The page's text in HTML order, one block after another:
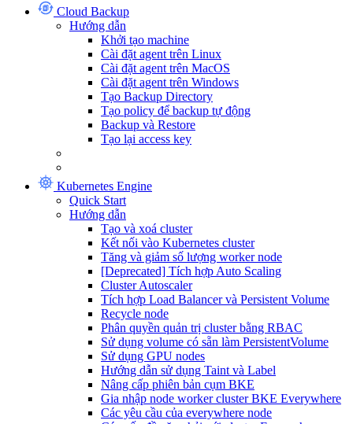
Cloud Backup
Hướng dẫn
Khởi tạo machine
Cài đặt agent trên Linux
Cài đặt agent trên MacOS
Cài đặt agent trên Windows
Tạo Backup Directory
Tạo policy để backup tự động
Backup và Restore
Tạo lại access key
Kubernetes Engine
Quick Start
Hướng dẫn
Tạo và xoá cluster
Kết nối vào Kubernetes cluster
Tăng và giảm số lượng worker node
[Deprecated] Tích hợp Auto Scaling
Cluster Autoscaler
Tích hợp Load Balancer và Persistent Volume
Recycle node
Phân quyền quản trị cluster bằng RBAC
Sử dụng volume có sẵn làm PersistentVolume
Sử dụng GPU nodes
Hướng dẫn sử dụng Taint và Label
Nâng cấp phiên bản cụm BKE
Gia nhập node worker cluster BKE Everywhere
Các yêu cầu của everywhere node